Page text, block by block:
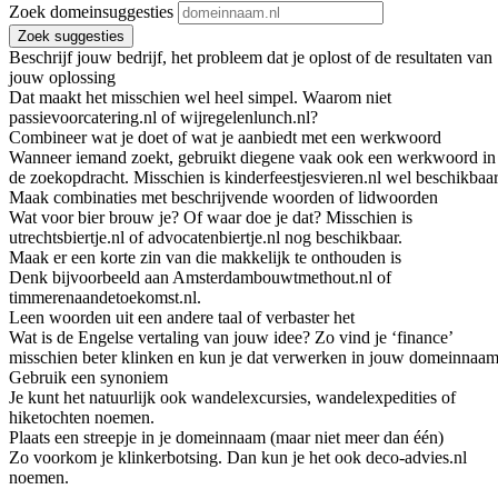
Zoek domeinsuggesties
Zoek suggesties
Beschrijf jouw bedrijf, het probleem dat je oplost of de resultaten van
jouw oplossing
Dat maakt het misschien wel heel simpel. Waarom niet
passievoorcatering.nl of wijregelenlunch.nl?
Combineer wat je doet of wat je aanbiedt met een werkwoord
Wanneer iemand zoekt, gebruikt diegene vaak ook een werkwoord in
de zoekopdracht. Misschien is kinderfeestjesvieren.nl wel
Maak combinaties met beschrijvende woorden of lidwoorden
Wat voor bier brouw je? Of waar doe je dat? Misschien is
utrechtsbiertje.nl of advocatenbiertje.nl nog beschikbaar.
Maak er een korte zin van die makkelijk te onthouden is
Denk bijvoorbeeld aan Amsterdambouwtmethout.nl of
timmerenaandetoekomst.nl.
Leen woorden uit een andere taal of verbaster het
Wat is de Engelse vertaling van jouw idee? Zo vind je ‘finance’
misschien beter klinken en kun je dat verwerken in jouw
Gebruik een synoniem
Je kunt het natuurlijk ook wandelexcursies, wandelexpedities of
hiketochten noemen.
Plaats een streepje in je domeinnaam (maar niet meer dan één)
Zo voorkom je klinkerbotsing. Dan kun je het ook deco-advies.nl
noemen.